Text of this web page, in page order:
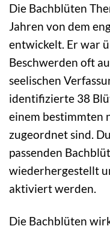
Die Bachblüten
Jahren von dem
entwickelt. Er war
Beschwerden oft
seelischen
identifizierte 38
einem bestimmten
zugeordnet sind.
passenden
wiederhergestellt
aktiviert werden.
Die Bachblüten